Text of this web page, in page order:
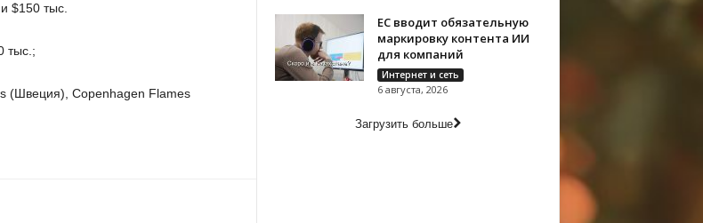
$150 тыс.
тыс.;
(Швеция), Copenhagen Flames
ЕС вводит обязательную
маркировку контента ИИ
для компаний
Интернет и сеть
6 августа, 2026
Загрузить больше